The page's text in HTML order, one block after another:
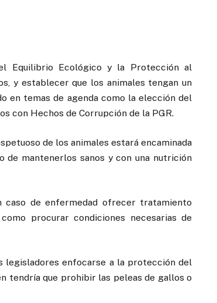
Equilibrio Ecológico y la Protección al
y establecer que los animales tengan un
en temas de agenda como la elección del
con Hechos de Corrupción de la PGR.
de los animales estará encaminada
de mantenerlos sanos y con una nutrición
caso de enfermedad ofrecer tratamiento
procurar condiciones necesarias de
legisladores enfocarse a la protección del
tendría que prohibir las peleas de gallos o